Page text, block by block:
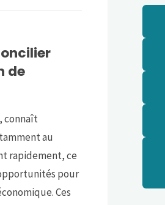
de
connaît
au
rapidement, ce
pour
Ces